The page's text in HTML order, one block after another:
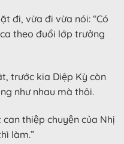
đi, vừa đi vừa nói: “Có
theo đuổi lớp trưởng
trước kia Diệp Kỳ còn
như nhau mà thôi.
thiệp chuyện của Nhị
làm.”